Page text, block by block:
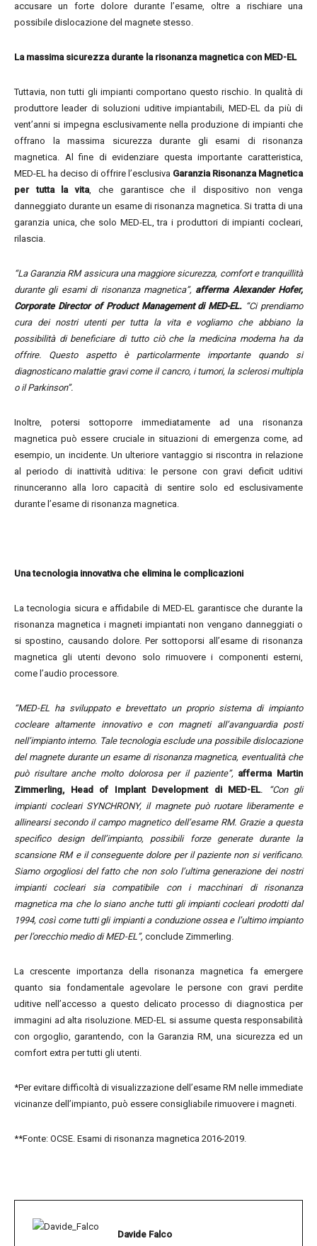
accusare un forte dolore durante l’esame, oltre a rischiare una
possibile dislocazione del magnete stesso.
La massima sicurezza durante la risonanza magnetica con MED-EL
Tuttavia, non tutti gli impianti comportano questo rischio. In qualità di
produttore leader di soluzioni uditive impiantabili, MED-EL da più di
vent’anni si impegna esclusivamente nella produzione di impianti che
offrano la massima sicurezza durante gli esami di risonanza
magnetica. Al fine di evidenziare questa importante caratteristica,
MED-EL ha deciso di offrire l’esclusiva Garanzia Risonanza Magnetica
per tutta la vita, che garantisce che il dispositivo non venga
danneggiato durante un esame di risonanza magnetica. Si tratta di una
garanzia unica, che solo MED-EL, tra i produttori di impianti cocleari,
rilascia.
“La Garanzia RM assicura una maggiore sicurezza, comfort e tranquillità
durante gli esami di risonanza magnetica”, afferma Alexander Hofer,
Corporate Director of Product Management di MED-EL. “Ci prendiamo
cura dei nostri utenti per tutta la vita e vogliamo che abbiano la
possibilità di beneficiare di tutto ciò che la medicina moderna ha da
offrire. Questo aspetto è particolarmente importante quando si
diagnosticano malattie gravi come il cancro, i tumori, la sclerosi multipla
o il Parkinson”.
Inoltre, potersi sottoporre immediatamente ad una risonanza
magnetica può essere cruciale in situazioni di emergenza come, ad
esempio, un incidente. Un ulteriore vantaggio si riscontra in relazione
al periodo di inattività uditiva: le persone con gravi deficit uditivi
rinunceranno alla loro capacità di sentire solo ed esclusivamente
durante l’esame di risonanza magnetica.
Una tecnologia innovativa che elimina le complicazioni
La tecnologia sicura e affidabile di MED-EL garantisce che durante la
risonanza magnetica i magneti impiantati non vengano danneggiati o
si spostino, causando dolore. Per sottoporsi all’esame di risonanza
magnetica gli utenti devono solo rimuovere i componenti esterni,
come l’audio processore.
“MED-EL ha sviluppato e brevettato un proprio sistema di impianto
cocleare altamente innovativo e con magneti all’avanguardia posti
nell’impianto interno. Tale tecnologia esclude una possibile dislocazione
del magnete durante un esame di risonanza magnetica, eventualità che
può risultare anche molto dolorosa per il paziente”, afferma Martin
Zimmerling, Head of Implant Development di MED-EL. “Con gli
impianti cocleari SYNCHRONY, il magnete può ruotare liberamente e
allinearsi secondo il campo magnetico dell’esame RM. Grazie a questa
specifico design dell’impianto, possibili forze generate durante la
scansione RM e il conseguente dolore per il paziente non si verificano.
Siamo orgogliosi del fatto che non solo l’ultima generazione dei nostri
impianti cocleari sia compatibile con i macchinari di risonanza
magnetica ma che lo siano anche tutti gli impianti cocleari prodotti dal
1994, così come tutti gli impianti a conduzione ossea e l’ultimo impianto
per l’orecchio medio di MED-EL”, conclude Zimmerling.
La crescente importanza della risonanza magnetica fa emergere
quanto sia fondamentale agevolare le persone con gravi perdite
uditive nell’accesso a questo delicato processo di diagnostica per
immagini ad alta risoluzione. MED-EL si assume questa responsabilità
con orgoglio, garantendo, con la Garanzia RM, una sicurezza ed un
comfort extra per tutti gli utenti.
*Per evitare difficoltà di visualizzazione dell’esame RM nelle immediate
vicinanze dell’impianto, può essere consigliabile rimuovere i magneti.
**Fonte: OCSE. Esami di risonanza magnetica 2016-2019.
Davide Falco